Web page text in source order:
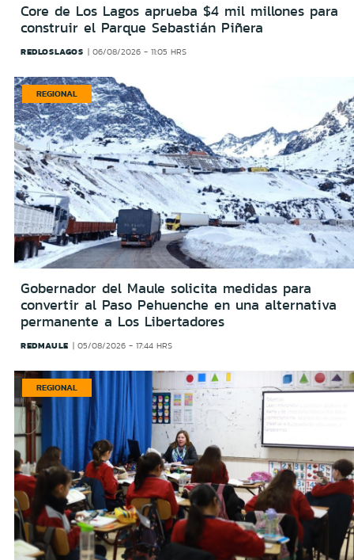
Core de Los Lagos aprueba $4 mil millones para
construir el Parque Sebastián Piñera
REDLOSLAGOS 06/08/2026 - 11:05 HRS
REGIONAL
Gobernador del Maule solicita medidas para
convertir al Paso Pehuenche en una alternativa
permanente a Los Libertadores
REDMAULE 05/08/2026 - 17:44 HRS
REGIONAL